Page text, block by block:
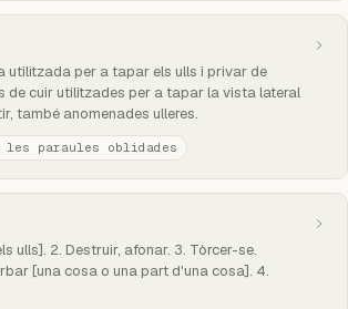
utilitzada per a tapar els ulls i privar de
de cuir utilitzades per a tapar la vista lateral
també anomenades ulleres.
paraules oblidades
ulls]. 2. Destruir, afonar. 3. Tòrcer-se.
[una cosa o una part d'una cosa]. 4.